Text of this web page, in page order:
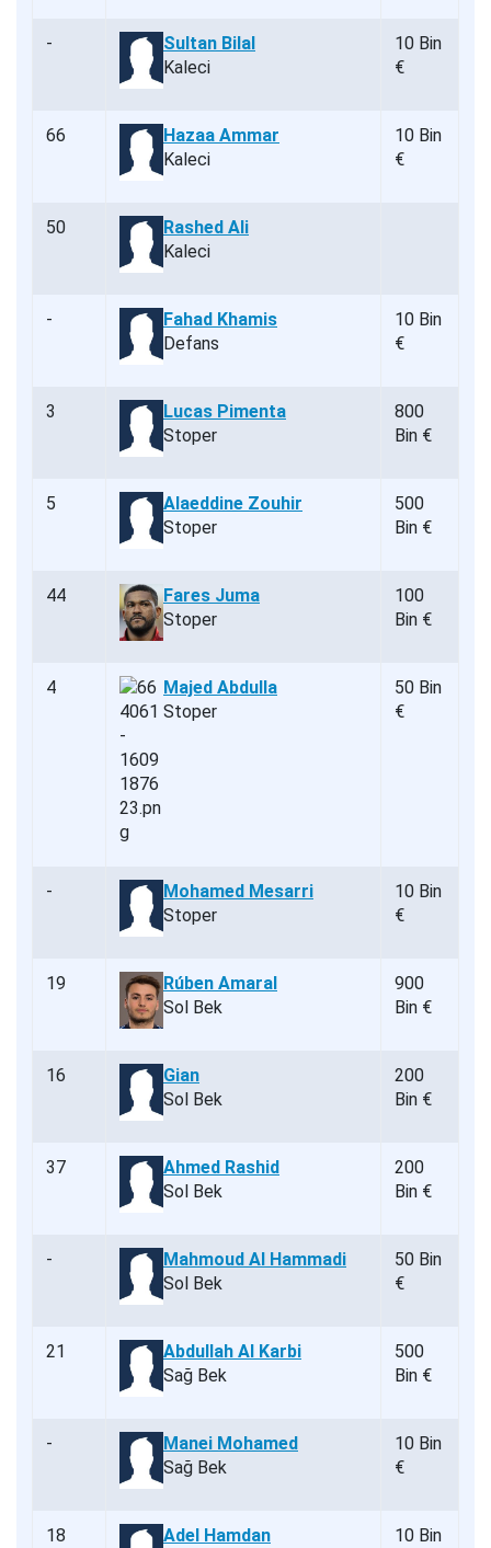
-
Sultan Bilal
Kaleci
10 Bin
€
66
Hazaa Ammar
Kaleci
10 Bin
€
50
Rashed Ali
Kaleci
-
Fahad Khamis
Defans
10 Bin
€
3
Lucas Pimenta
Stoper
800
Bin €
5
Alaeddine Zouhir
Stoper
500
Bin €
44
Fares Juma
Stoper
100
Bin €
4
Majed Abdulla
Stoper
50 Bin
€
-
Mohamed Mesarri
Stoper
10 Bin
€
19
Rúben Amaral
Sol Bek
900
Bin €
16
Gian
Sol Bek
200
Bin €
37
Ahmed Rashid
Sol Bek
200
Bin €
-
Mahmoud Al Hammadi
Sol Bek
50 Bin
€
21
Abdullah Al Karbi
Sağ Bek
500
Bin €
-
Manei Mohamed
Sağ Bek
10 Bin
€
18
Adel Hamdan
10 Bin